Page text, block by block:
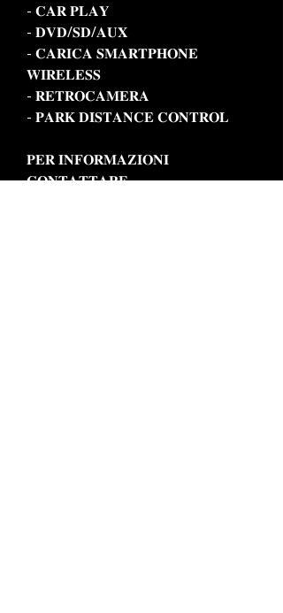
- 𝐂𝐀𝐑 𝐏𝐋𝐀𝐘
- 𝐃𝐕𝐃/𝐒𝐃/𝐀𝐔𝐗
- 𝐂𝐀𝐑𝐈𝐂𝐀 𝐒𝐌𝐀𝐑𝐓𝐏𝐇𝐎𝐍𝐄
𝐖𝐈𝐑𝐄𝐋𝐄𝐒𝐒
- 𝐑𝐄𝐓𝐑𝐎𝐂𝐀𝐌𝐄𝐑𝐀
- 𝐏𝐀𝐑𝐊 𝐃𝐈𝐒𝐓𝐀𝐍𝐂𝐄 𝐂𝐎𝐍𝐓𝐑𝐎𝐋
𝐏𝐄𝐑 𝐈𝐍𝐅𝐎𝐑𝐌𝐀𝐙𝐈𝐎𝐍𝐈
𝐂𝐎𝐍𝐓𝐀𝐓𝐓𝐀𝐑𝐄